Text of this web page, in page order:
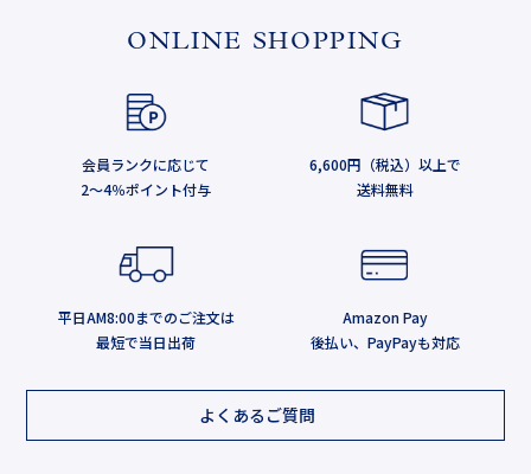
サステイナブルなローズヒップの活動
ONLINE SHOPPING
会員ランクに応じて
2～4％ポイント付与
6,600円（税込）以上で
送料無料
平日AM8:00までのご注文は
最短で当日出荷
Amazon Pay
後払い、PayPayも対応
よくあるご質問